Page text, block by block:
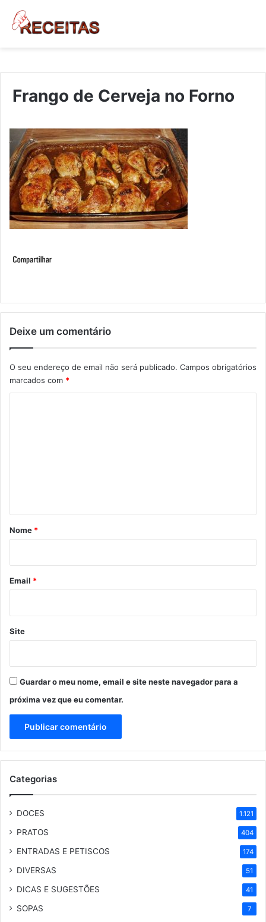
Frango de Cerveja no Forno
Deixe um comentário
O seu endereço de email não será publicado. Campos obrigatórios
marcados com *
r
*
Nome *
Email *
Site
Guardar o meu nome, email e site neste navegador para a
próxima vez que eu comentar.
Categorias
DOCES 1.121
PRATOS 404
ENTRADAS E PETISCOS 174
DIVERSAS 51
DICAS E SUGESTÕES 41
SOPAS 7